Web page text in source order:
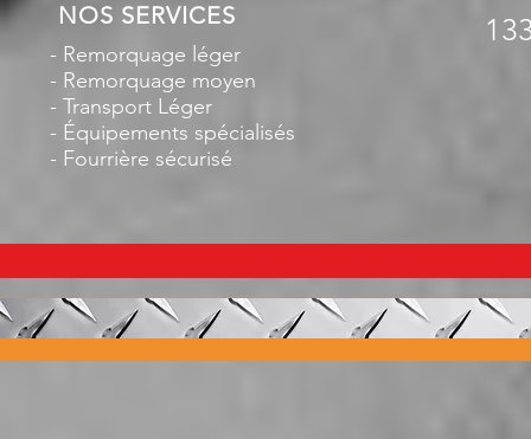
NOS SERVICES
- Remorquage léger
- Remorquage moyen
- Transport Léger
- Équipements spécialisés
- Fourrière sécurisé